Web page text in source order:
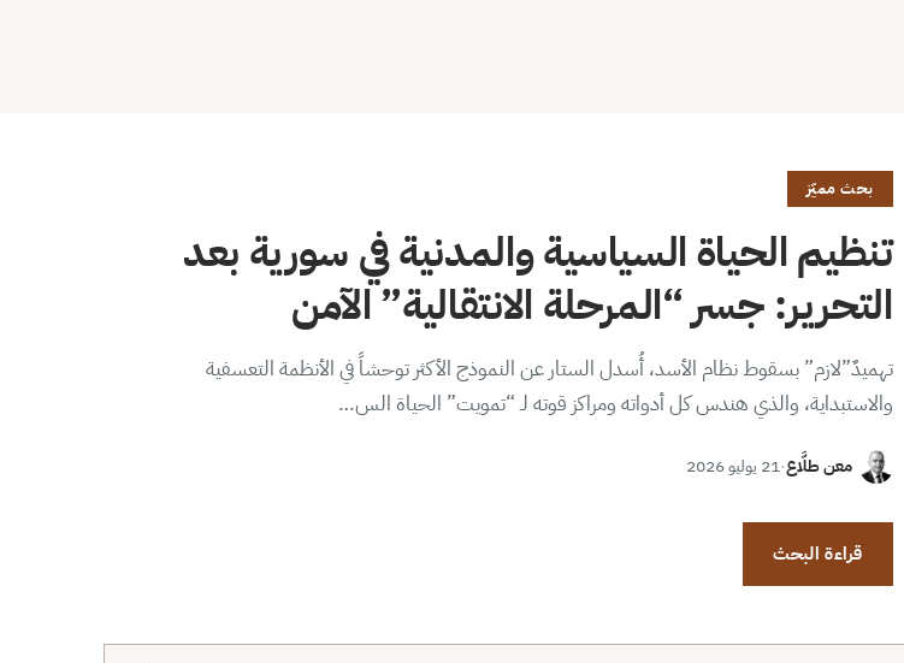
بحث مميّز
تنظيم الحياة السياسية والمدنية في سورية بعد
التحرير: جسر “المرحلة الانتقالية” الآمن
تهميدٌ”لازم” بسقوط نظام الأسد، أُسدل الستار عن النموذج الأكثر توحشاً في الأنظمة التعسفية
والاستبداية، والذي هندس كل أدواته ومراكز قوته لـ “تمويت” الحياة الس…
معن طلَّاع·21 يوليو 2026
قراءة البحث